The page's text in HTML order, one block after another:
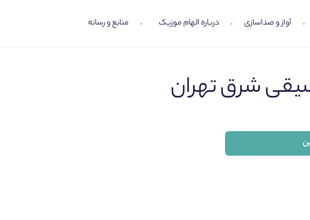
آواز و صداسازی درباره الهام موزیک منابع و رسانه
شرق تهران